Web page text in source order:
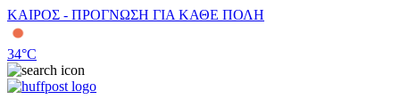
ΚΑΙΡΟΣ - ΠΡΟΓΝΩΣΗ ΓΙΑ ΚΑΘΕ ΠΟΛΗ
34°C